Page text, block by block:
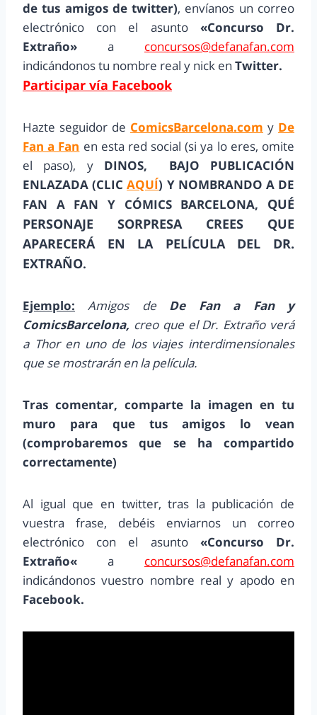
de tus amigos de twitter), envíanos un correo
electrónico con el asunto «Concurso Dr.
Extraño» a concursos@defanafan.com
indicándonos tu nombre real y nick en Twitter.
Participar vía Facebook
Hazte seguidor de ComicsBarcelona.com y De
Fan a Fan en esta red social (si ya lo eres, omite
el paso), y DINOS, BAJO PUBLICACIÓN
ENLAZADA (CLICAQUÍ) Y NOMBRANDO A DE
FAN A FAN Y CÓMICS BARCELONA, QUÉ
PERSONAJE SORPRESA CREES QUE
APARECERÁ EN LA PELÍCULA DEL DR.
EXTRAÑO.
Ejemplo: Amigos de De Fan a Fan y
ComicsBarcelona, creo que el Dr. Extraño verá
a Thor en uno de los viajes interdimensionales
que se mostrarán en la película.
Tras comentar, comparte la imagen en tu
muro para que tus amigos lo vean
(comprobaremos que se ha compartido
correctamente)
Al igual que en twitter, tras la publicación de
vuestra frase, debéis enviarnos un correo
electrónico con el asunto «Concurso Dr.
Extraño« a concursos@defanafan.com
indicándonos vuestro nombre real y apodo en
Facebook.